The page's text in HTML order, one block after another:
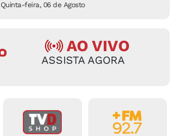
Quinta-feira, 06 de Agosto
AO VIVO
ASSISTA AGORA